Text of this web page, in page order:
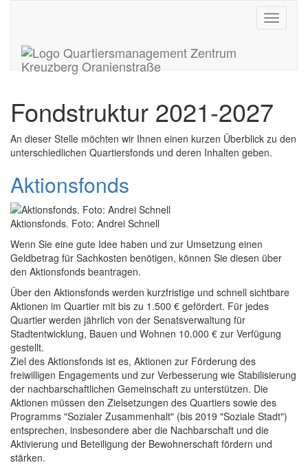
Toggle
Fondstruktur 2021-2027
An dieser Stelle möchten wir Ihnen einen kurzen Überblick zu den
unterschiedlichen Quartiersfonds und deren Inhalten geben.
Aktionsfonds
Aktionsfonds. Foto: Andrei Schnell
Wenn Sie eine gute Idee haben und zur Umsetzung einen
Geldbetrag für Sachkosten benötigen, können Sie diesen über
den Aktionsfonds beantragen.
Über den Aktionsfonds werden kurzfristige und schnell sichtbare
Aktionen im Quartier mit bis zu 1.500 € gefördert. Für jedes
Quartier werden jährlich von der Senatsverwaltung für
Stadtentwicklung, Bauen und Wohnen 10.000 € zur Verfügung
gestellt.
Ziel des Aktionsfonds ist es, Aktionen zur Förderung des
freiwilligen Engagements und zur Verbesserung wie Stabilisierung
der nachbarschaftlichen Gemeinschaft zu unterstützen. Die
Aktionen müssen den Zielsetzungen des Quartiers sowie des
Programms "Sozialer Zusammenhalt" (bis 2019 "Soziale Stadt")
entsprechen, insbesondere aber die Nachbarschaft und die
Aktivierung und Beteiligung der Bewohnerschaft fördern und
stärken.